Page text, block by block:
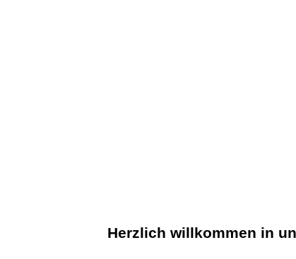
Herzlich willkommen in